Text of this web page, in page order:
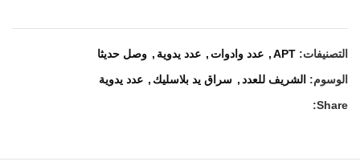
التصنيفات: APT
, عدد وادوات , عدد يدوية , وصل حديثا
الوسوم: الشريف للعدد, سراق يد بلاسليك , عدد يدوية
Share: